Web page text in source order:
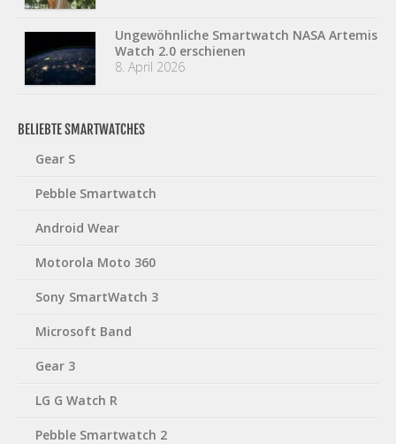
Ungewöhnliche Smartwatch NASA Artemis
Watch 2.0 erschienen
8. April 2026
BELIEBTE SMARTWATCHES
Gear S
Pebble Smartwatch
Android Wear
Motorola Moto 360
Sony SmartWatch 3
Microsoft Band
Gear 3
LG G Watch R
Pebble Smartwatch 2